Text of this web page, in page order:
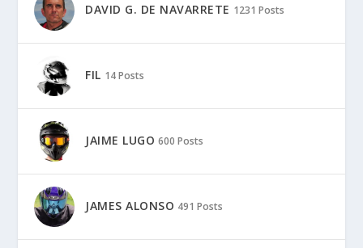
DAVID G. DE NAVARRETE 1231 Posts
FIL 14 Posts
JAIME LUGO 600 Posts
JAMES ALONSO 491 Posts